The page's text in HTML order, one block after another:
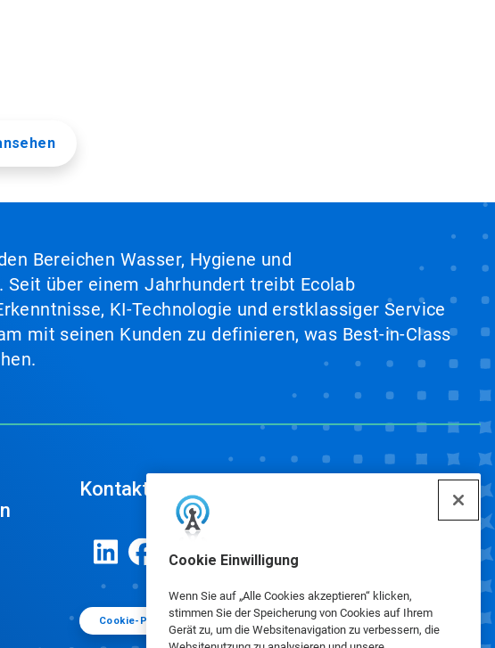
Cookie Einwilligung
Wenn Sie auf „Alle Cookies akzeptieren“ klicken,
stimmen Sie der Speicherung von Cookies auf Ihrem
Gerät zu, um die Websitenavigation zu verbessern, die
Bereichen Wasser, Hygiene und
über einem Jahrhundert treibt Ecolab
KI-Technologie und erstklassiger Service
mit seinen Kunden zu definieren, was Best-in-Class
Kontakt
Cookie-Präferenzen